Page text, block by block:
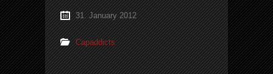
31. January 2012
Capaddicts